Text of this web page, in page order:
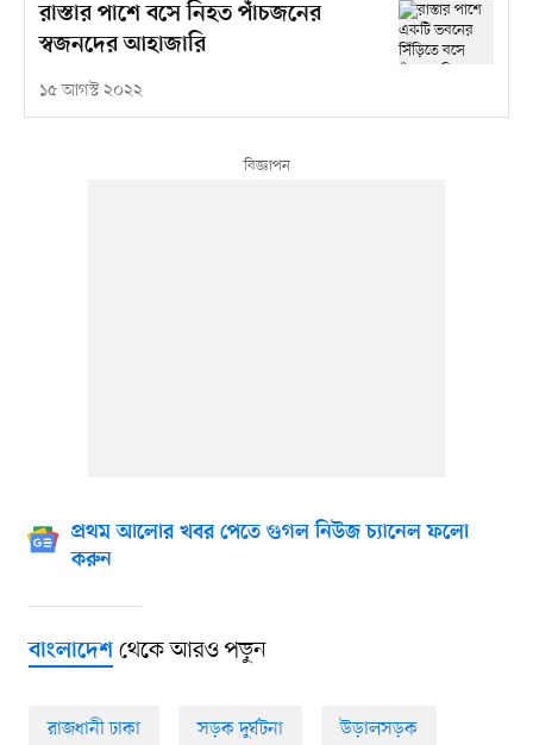
রাস্তার পাশে বসে নিহত পাঁচজনের
স্বজনদের আহাজারি
১৫ আগস্ট ২০২২
প্রথম আলোর খবর পেতে গুগল নিউজ চ্যানেল ফলো
করুন
বাংলাদেশথেকে আরও পড়ুন
রাজধানী ঢাকা সড়ক দুর্ঘটনা উড়ালসড়ক